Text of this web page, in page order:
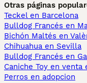
Otras páginas
Teckel en Barcelona
Bulldog Francés en
Bichón Maltés en
Chihuahua en Sevilla
Bulldog Francés en
Caniche Toy en venta
Perros en adopcion